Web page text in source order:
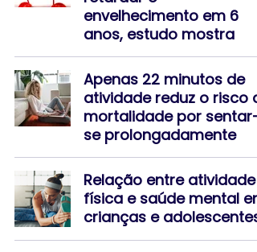
envelhecimento em 6
anos, estudo mostra
Apenas 22 minutos de
atividade reduz o risco
mortalidade por sentar-
se prolongadamente
Relação entre atividade
física e saúde mental em
crianças e adolescentes